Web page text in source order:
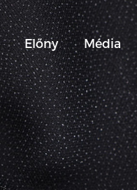
Előny Média